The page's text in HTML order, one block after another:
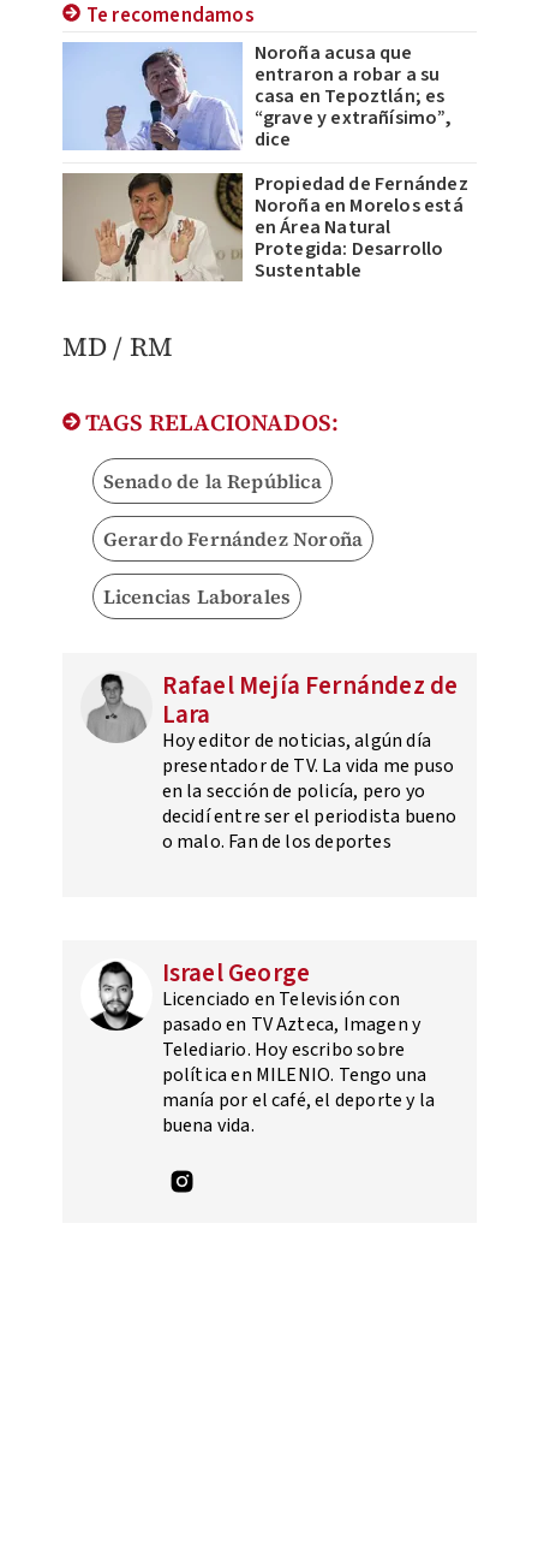
Te recomendamos
Noroña acusa que
entraron a robar a su
casa en Tepoztlán; es
“grave y extrañísimo”,
dice
Propiedad de Fernández
Noroña en Morelos está
en Área Natural
Protegida: Desarrollo
Sustentable
MD / RM
TAGS RELACIONADOS:
Senado de la República
Gerardo Fernández Noroña
Licencias Laborales
Rafael Mejía Fernández de
Lara
Hoy editor de noticias, algún día
presentador de TV. La vida me puso
en la sección de policía, pero yo
decidí entre ser el periodista bueno
o malo. Fan de los deportes
Israel George
Licenciado en Televisión con
pasado en TV Azteca, Imagen y
Telediario. Hoy escribo sobre
política en MILENIO. Tengo una
manía por el café, el deporte y la
buena vida.